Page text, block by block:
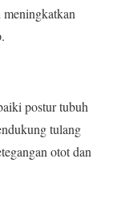
meningkatkan
postur tubuh
tulang
otot dan